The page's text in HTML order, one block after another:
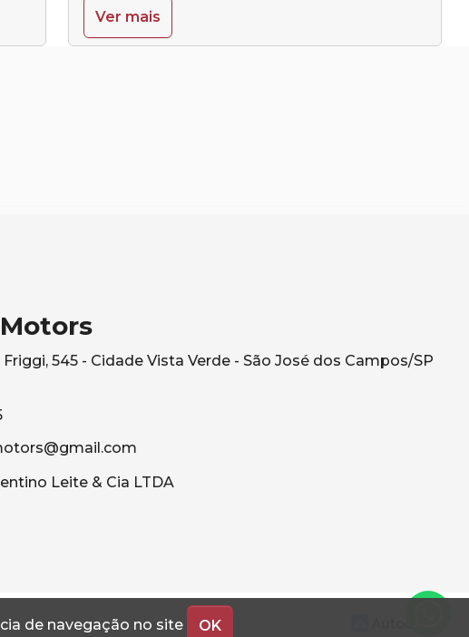
de navegação no site OK
Ver mais
545 - Cidade Vista Verde - São José dos Campos/SP
Leite & Cia LTDA